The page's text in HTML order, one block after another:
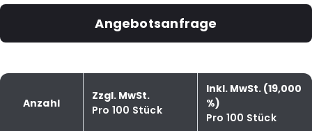
Angebotsanfrage
Anzahl
Zzgl. MwSt.
Pro 100 Stück
Inkl. MwSt. (19,000
%)
Pro 100 Stück